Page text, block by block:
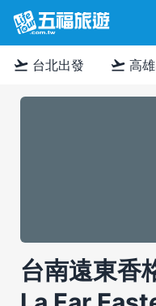
flight_takeoff 台北出發 flight_takeoff 高
台南遠東香